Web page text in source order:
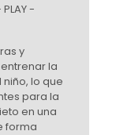
-
y
la
lo que
para la
en una
forma